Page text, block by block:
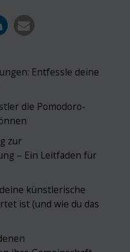
Entfessle deine
die Pomodoro-
zur
– Ein Leitfaden für
künstlerische
ist (und wie du das